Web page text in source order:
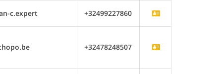
c.expert +32499227860
+32478248507